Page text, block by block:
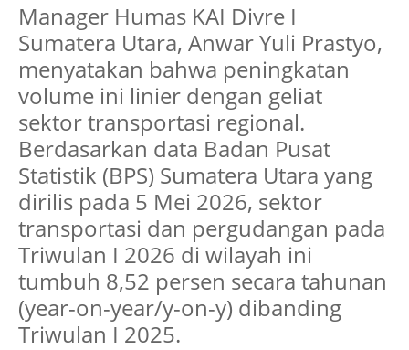
Manager Humas KAI Divre I
Sumatera Utara, Anwar Yuli Prastyo,
menyatakan bahwa peningkatan
volume ini linier dengan geliat
sektor transportasi regional.
Berdasarkan data Badan Pusat
Statistik (BPS) Sumatera Utara yang
dirilis pada 5 Mei 2026, sektor
transportasi dan pergudangan pada
Triwulan I 2026 di wilayah ini
tumbuh 8,52 persen secara tahunan
(year-on-year/y-on-y) dibanding
Triwulan I 2025.